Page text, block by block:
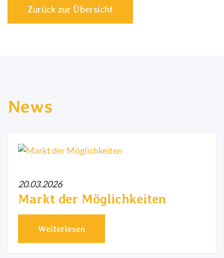
Zurück zur Übersicht
News
20.03.2026
Markt der Möglichkeiten
Weiterlesen